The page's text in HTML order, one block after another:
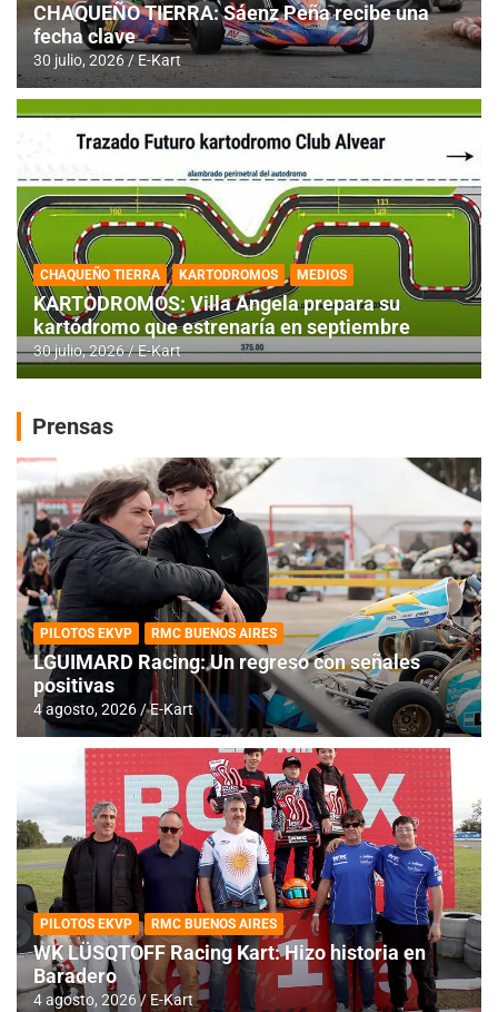
CHAQUEÑO TIERRA: Sáenz Peña recibe una
fecha clave
30 julio, 2026 E-Kart
CHAQUEÑO TIERRA KARTODROMOS MEDIOS
KARTODROMOS: Villa Angela prepara su
kartódromo que estrenaría en septiembre
30 julio, 2026 E-Kart
Prensas
PILOTOS EKVP RMC BUENOS AIRES
LGUIMARD Racing: Un regreso con señales
positivas
4 agosto, 2026 E-Kart
PILOTOS EKVP RMC BUENOS AIRES
WK LÜSQTOFF Racing Kart: Hizo historia en
Baradero
4 agosto, 2026 E-Kart